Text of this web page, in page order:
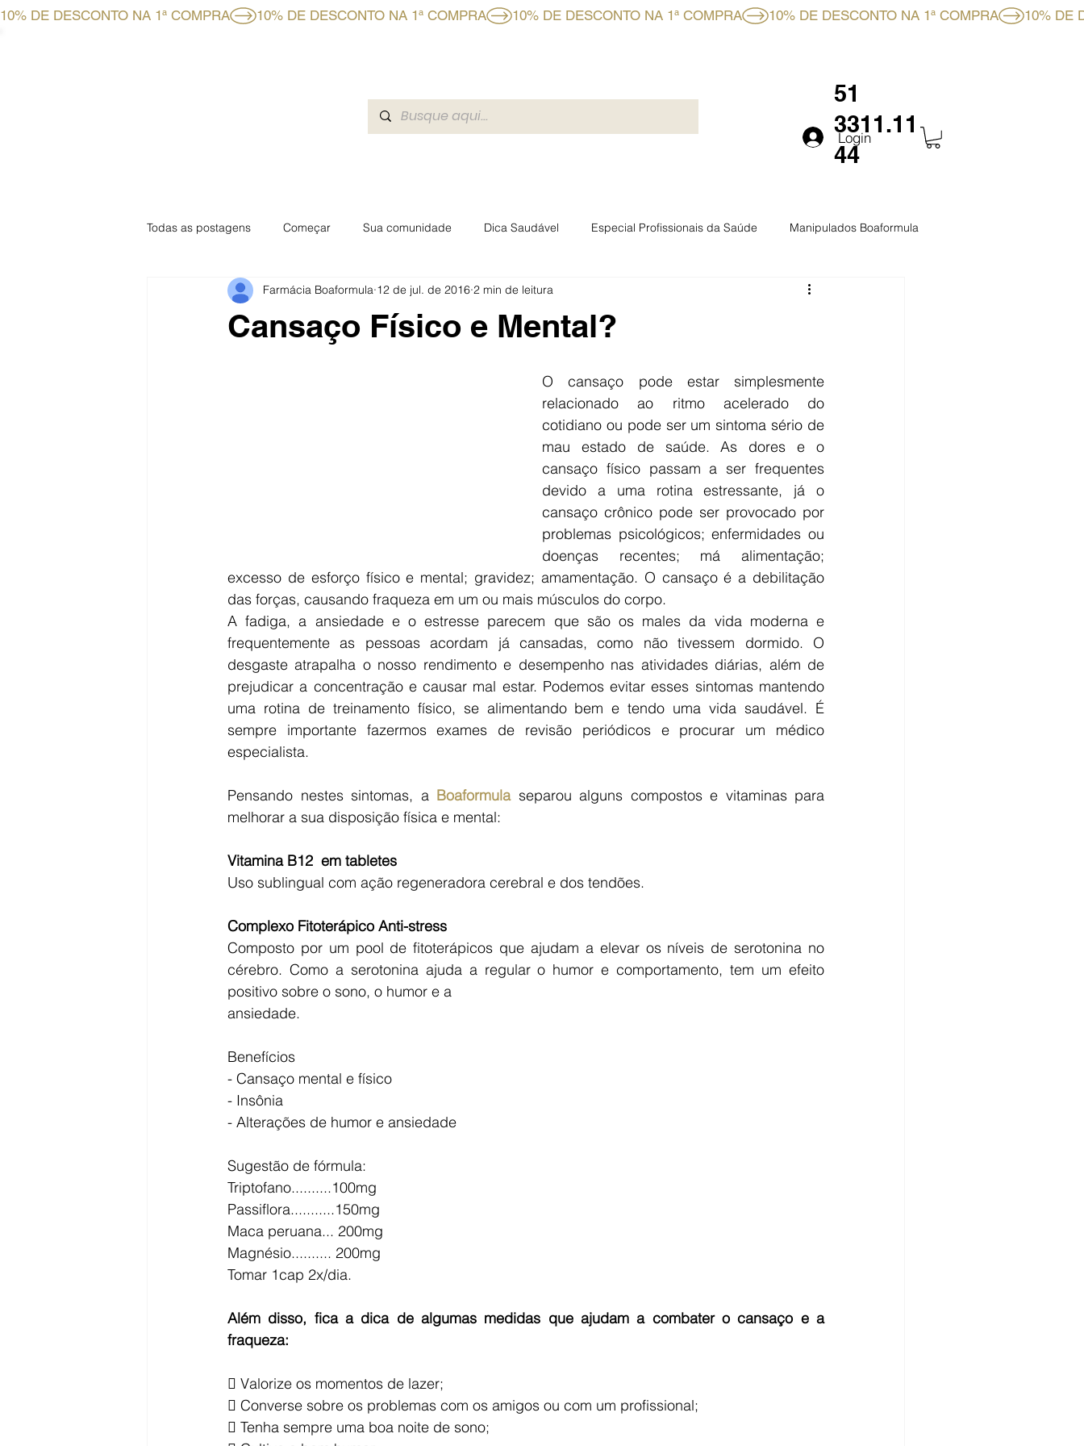
10% DE DESCONTO NA 1ª COMPRA
51
3311.11
44
Login
Todas as postagens Começar Sua comunidade Dica Saudável Especial Profissionais da Saúde Manipulados Boaformula
Especial Mensal Especial Farmacêuticas Boaformula
Cansaço Físico e Mental?
Farmácia Boaformula 12 de jul. de 2016 2 min de leitura
O cansaço pode estar simplesmente
relacionado ao ritmo acelerado do
cotidiano ou pode ser um sintoma sério de
mau estado de saúde. As dores e o
cansaço físico passam a ser frequentes
devido a uma rotina estressante, já o
cansaço crônico pode ser provocado por
problemas psicológicos; enfermidades ou
doenças recentes; má alimentação;
excesso de esforço físico e mental; gravidez; amamentação. O cansaço é a debilitação
das forças, causando fraqueza em um ou mais músculos do corpo.
A fadiga, a ansiedade e o estresse parecem que são os males da vida moderna e
frequentemente as pessoas acordam já cansadas, como não tivessem dormido. O
desgaste atrapalha o nosso rendimento e desempenho nas atividades diárias, além de
prejudicar a concentração e causar mal estar. Podemos evitar esses sintomas mantendo
uma rotina de treinamento físico, se alimentando bem e tendo uma vida saudável. É
sempre importante fazermos exames de revisão periódicos e procurar um médico
especialista.
Pensando nestes sintomas, a Boaformula separou alguns compostos e vitaminas para
melhorar a sua disposição física e mental:
Vitamina B12  em tabletes
Uso sublingual com ação regeneradora cerebral e dos tendões.
Complexo Fitoterápico Anti-stress
Composto por um pool de fitoterápicos que ajudam a elevar os níveis de serotonina no
cérebro. Como a serotonina ajuda a regular o humor e comportamento, tem um efeito
positivo sobre o sono, o humor e a
ansiedade.
Benefícios
- Cansaço mental e físico
- Insônia
- Alterações de humor e ansiedade
Sugestão de fórmula:
Triptofano..........100mg
Passiflora...........150mg
Maca peruana... 200mg
Magnésio.......... 200mg
Tomar 1cap 2x/dia.
Além disso, fica a dica de algumas medidas que ajudam a combater o cansaço e a
fraqueza:
 Valorize os momentos de lazer;
 Converse sobre os problemas com os amigos ou com um profissional;
 Tenha sempre uma boa noite de sono;